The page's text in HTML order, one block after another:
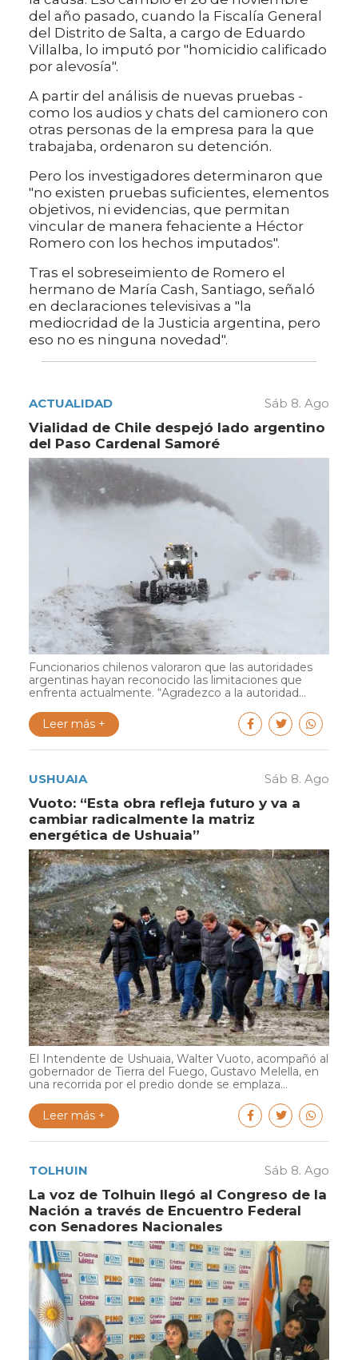
del año pasado, cuando la Fiscalía General
del Distrito de Salta, a cargo de Eduardo
Villalba, lo imputó por "homicidio calificado
por alevosía".
A partir del análisis de nuevas pruebas -
como los audios y chats del camionero con
otras personas de la empresa para la que
trabajaba, ordenaron su detención.
Pero los investigadores determinaron que
"no existen pruebas suficientes, elementos
objetivos, ni evidencias, que permitan
vincular de manera fehaciente a Héctor
Romero con los hechos imputados".
Tras el sobreseimiento de Romero el
hermano de María Cash, Santiago, señaló
en declaraciones televisivas a "la
mediocridad de la Justicia argentina, pero
eso no es ninguna novedad".
ACTUALIDAD Sáb 8. Ago
Vialidad de Chile despejó lado argentino
del Paso Cardenal Samoré
Funcionarios chilenos valoraron que las autoridades
argentinas hayan reconocido las limitaciones que
enfrenta actualmente. “Agradezco a la autoridad...
Leer más +
USHUAIA Sáb 8. Ago
Vuoto: “Esta obra refleja futuro y va a
cambiar radicalmente la matriz
energética de Ushuaia”
El Intendente de Ushuaia, Walter Vuoto, acompañó al
gobernador de Tierra del Fuego, Gustavo Melella, en
una recorrida por el predio donde se emplaza...
Leer más +
TOLHUIN Sáb 8. Ago
La voz de Tolhuin llegó al Congreso de la
Nación a través de Encuentro Federal
con Senadores Nacionales